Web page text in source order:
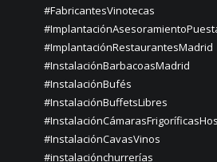
#FabricantesVinotecas
#ImplantaciónRestaurantesMadrid
#InstalaciónBarbacoasMadrid
#InstalaciónBufés
#InstalaciónBuffetsLibres
#InstalaciónCavasVinos
#instalaciónchurrerías